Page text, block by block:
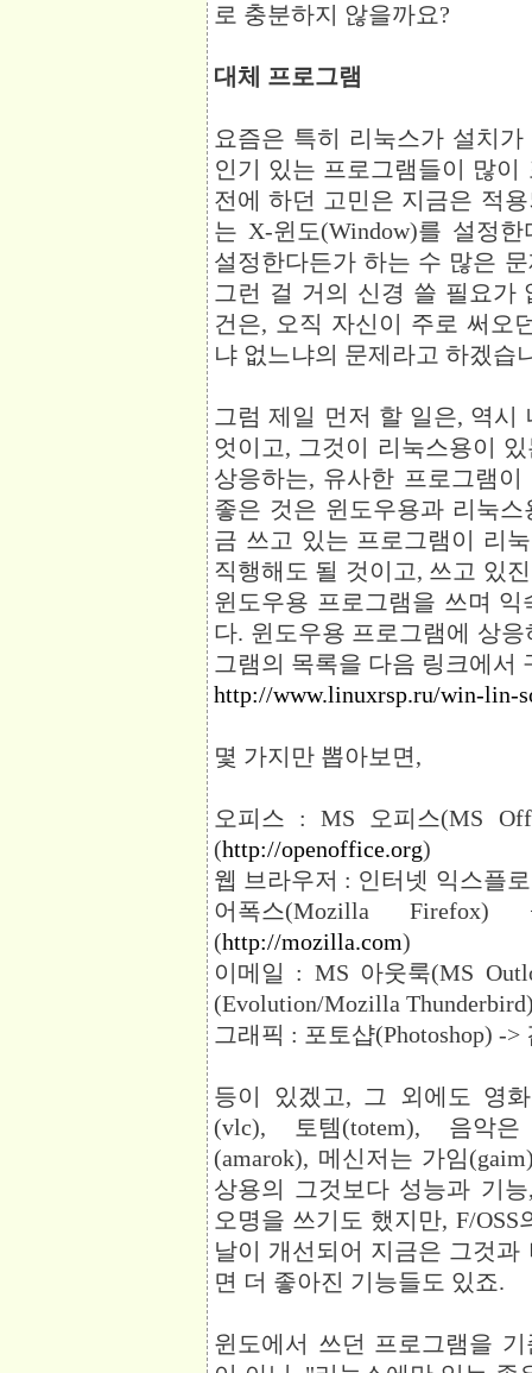
로 충분하지 않을까요?
대체 프로그램
요즘은 특히 리눅스가 설치
인기 있는 프로그램들이 많
전에 하던 고민은 지금은 적
는 X-윈도(Window)를 설정
설정한다든가 하는 수 많은
그런 걸 거의 신경 쓸 필요가
건은, 오직 자신이 주로 써오
냐 없느냐의 문제라고 하겠습
그럼 제일 먼저 할 일은, 역
엇이고, 그것이 리눅스용이
상응하는, 유사한 프로그램
좋은 것은 윈도우용과 리눅
금 쓰고 있는 프로그램이 리
직행해도 될 것이고, 쓰고 있
윈도우용 프로그램을 쓰며
다. 윈도우용 프로그램에 상
그램의 목록을 다음 링크에서
http://www.linuxrsp.ru/win-lin-
몇 가지만 뽑아보면,
오피스 : MS 오피스(MS
(http://openoffice.org)
웹 브라우저 : 인터넷 익스플
어폭스(Mozilla
(http://mozilla.com)
이메일 : MS 아웃룩(MS
(Evolution/Mozilla
그래픽 : 포토샵(Photoshop) ->
등이 있겠고, 그 외에도 영
(vlc), 토템(totem), 음악은
(amarok), 메신저는 가임
상용의 그것보다 성능과 기
오명을 쓰기도 했지만, F/
날이 개선되어 지금은 그것
면 더 좋아진 기능들도 있죠.
윈도에서 쓰던 프로그램을